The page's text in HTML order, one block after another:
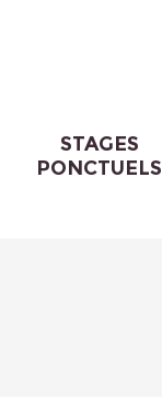
STAGES
PONCTUELS